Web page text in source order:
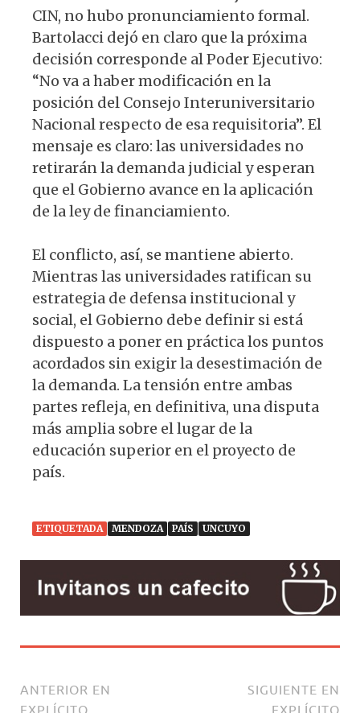
CIN, no hubo pronunciamiento formal.
Bartolacci dejó en claro que la próxima
decisión corresponde al Poder Ejecutivo:
“No va a haber modificación en la
posición del Consejo Interuniversitario
Nacional respecto de esa requisitoria”. El
mensaje es claro: las universidades no
retirarán la demanda judicial y esperan
que el Gobierno avance en la aplicación
de la ley de financiamiento.
El conflicto, así, se mantiene abierto.
Mientras las universidades ratifican su
estrategia de defensa institucional y
social, el Gobierno debe definir si está
dispuesto a poner en práctica los puntos
acordados sin exigir la desestimación de
la demanda. La tensión entre ambas
partes refleja, en definitiva, una disputa
más amplia sobre el lugar de la
educación superior en el proyecto de
país.
ETIQUETADA MENDOZA PAÍS UNCUYO
ANTERIOR EN
SIGUIENTE EN